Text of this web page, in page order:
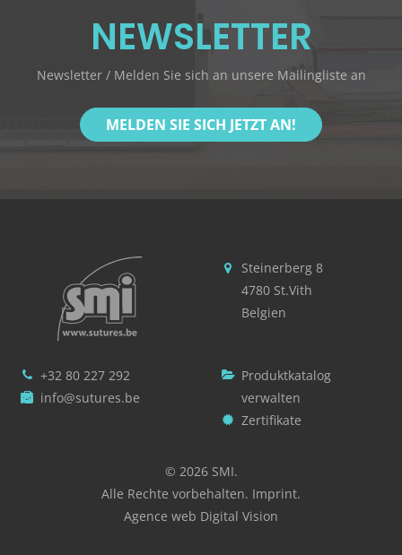
NEWSLETTER
Newsletter / Melden Sie sich an unsere Mailingliste an
MELDEN SIE SICH JETZT AN!
Steinerberg 8
4780 St.Vith
Belgien
+32 80 227 292
info@sutures.be
Produktkatalog
verwalten
Zertifikate
© 2026 SMI.
Alle Rechte vorbehalten. Imprint.
Agence web Digital Vision